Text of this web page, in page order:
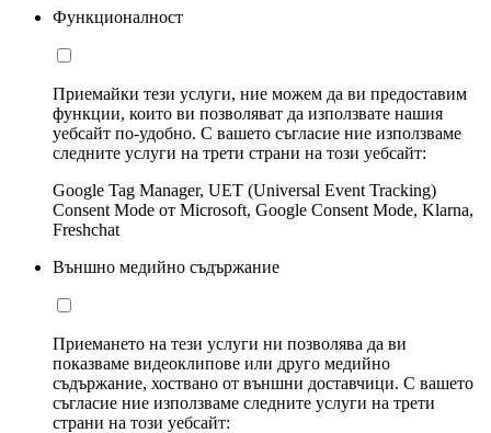
Функционалност
Приемайки тези услуги, ние можем да ви предоставим
функции, които ви позволяват да използвате нашия
уебсайт по-удобно. С вашето съгласие ние използваме
следните услуги на трети страни на този уебсайт:
Google Tag Manager, UET (Universal Event Tracking)
Consent Mode от Microsoft, Google Consent Mode, Klarna,
Freshchat
Външно медийно съдържание
Приемането на тези услуги ни позволява да ви
показваме видеоклипове или друго медийно
съдържание, хоствано от външни доставчици. С вашето
съгласие ние използваме следните услуги на трети
страни на този уебсайт: